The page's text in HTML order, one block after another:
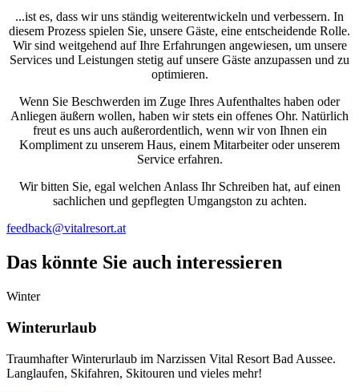
...ist es, dass wir uns ständig weiterentwickeln und verbessern. In
diesem Prozess spielen Sie, unsere Gäste, eine entscheidende Rolle.
Wir sind weitgehend auf Ihre Erfahrungen angewiesen, um unsere
Services und Leistungen stetig auf unsere Gäste anzupassen und zu
optimieren.
Wenn Sie Beschwerden im Zuge Ihres Aufenthaltes haben oder
Anliegen äußern wollen, haben wir stets ein offenes Ohr. Natürlich
freut es uns auch außerordentlich, wenn wir von Ihnen ein
Kompliment zu unserem Haus, einem Mitarbeiter oder unserem
Service erfahren.
Wir bitten Sie, egal welchen Anlass Ihr Schreiben hat, auf einen
sachlichen und gepflegten Umgangston zu achten.
feedback@vitalresort.at
Das könnte Sie auch interessieren
Winter
Winterurlaub
Traumhafter Winterurlaub im Narzissen Vital Resort Bad Aussee.
Langlaufen, Skifahren, Skitouren und vieles mehr!